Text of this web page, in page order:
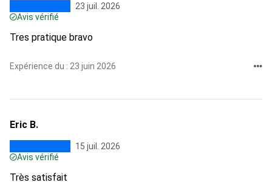
23 juil. 2026
Avis vérifié
Tres pratique bravo
Expérience du : 23 juin 2026
Eric B.
15 juil. 2026
Avis vérifié
Très satisfait